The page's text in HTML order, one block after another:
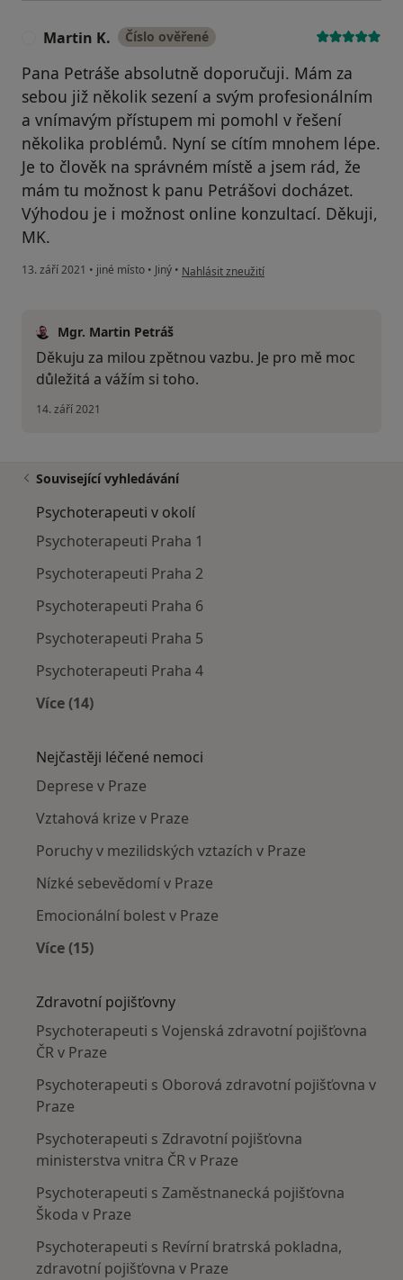
Martin K. Číslo ověřené
Pana Petráše absolutně doporučuji. Mám za
sebou již několik sezení a svým profesionálním
a vnímavým přístupem mi pomohl v řešení
několika problémů. Nyní se cítím mnohem lépe.
Je to člověk na správném místě a jsem rád, že
mám tu možnost k panu Petrášovi docházet.
Výhodou je i možnost online konzultací. Děkuji,
MK.
13. září 2021 • jiné místo • Jiný • podle názoru uživatele Martin K.
Nahlásit zneužití
Mgr. Martin Petráš
Děkuju za milou zpětnou vazbu. Je pro mě moc
důležitá a vážím si toho.
14. září 2021
Související vyhledávání
Psychoterapeuti v okolí
Psychoterapeuti Praha 1
Psychoterapeuti Praha 2
Psychoterapeuti Praha 6
Psychoterapeuti Praha 5
Psychoterapeuti Praha 4
Více (14)
Nejčastěji léčené nemoci
Deprese v Praze
Vztahová krize v Praze
Poruchy v mezilidských vztazích v Praze
Nízké sebevědomí v Praze
Emocionální bolest v Praze
Více (15)
Zdravotní pojišťovny
Psychoterapeuti s Vojenská zdravotní pojišťovna
ČR v Praze
Psychoterapeuti s Oborová zdravotní pojišťovna v
Praze
Psychoterapeuti s Zdravotní pojišťovna
ministerstva vnitra ČR v Praze
Psychoterapeuti s Zaměstnanecká pojišťovna
Škoda v Praze
Psychoterapeuti s Revírní bratrská pokladna,
zdravotní pojišťovna v Praze